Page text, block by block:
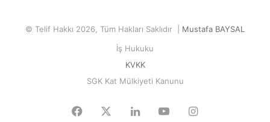
© Telif Hakkı 2026, Tüm Hakları Saklıdır | Mustafa BAYSAL
İş Hukuku
KVKK
SGK Kat Mülkiyeti Kanunu
Facebook LinkedInYouTubeInstagram